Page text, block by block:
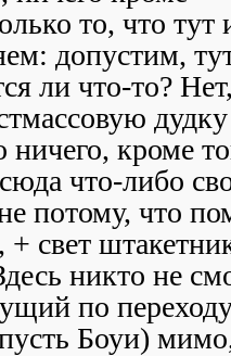
то, что тут
допустим,
ли что-то?
кроме
что-либо
потому, что
свет
никто не
по
Боуи)